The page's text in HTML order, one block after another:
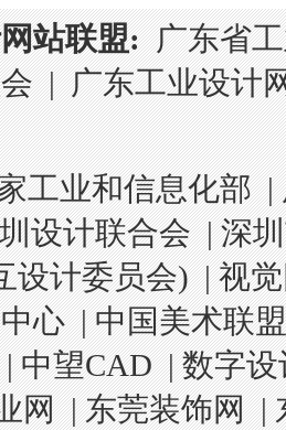
站联盟: 广东省
|广东工业设计
工业和信息化部|
设计联合会|深
设计委员会)|视
心|中国美术联盟
中望CAD|数字
网|东莞装饰网|